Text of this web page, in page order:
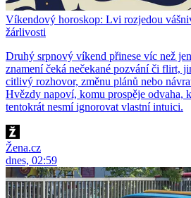
Víkendový horoskop: Lvi rozjedou
žárlivosti
Druhý srpnový víkend přinese víc než
znamení čeká nečekané pozvání či flirt,
citlivý rozhovor, změnu plánů nebo
Hvězdy napoví, komu prospěje odvaha,
tentokrát nesmí ignorovat vlastní intuici.
Žena.cz
dnes, 02:59